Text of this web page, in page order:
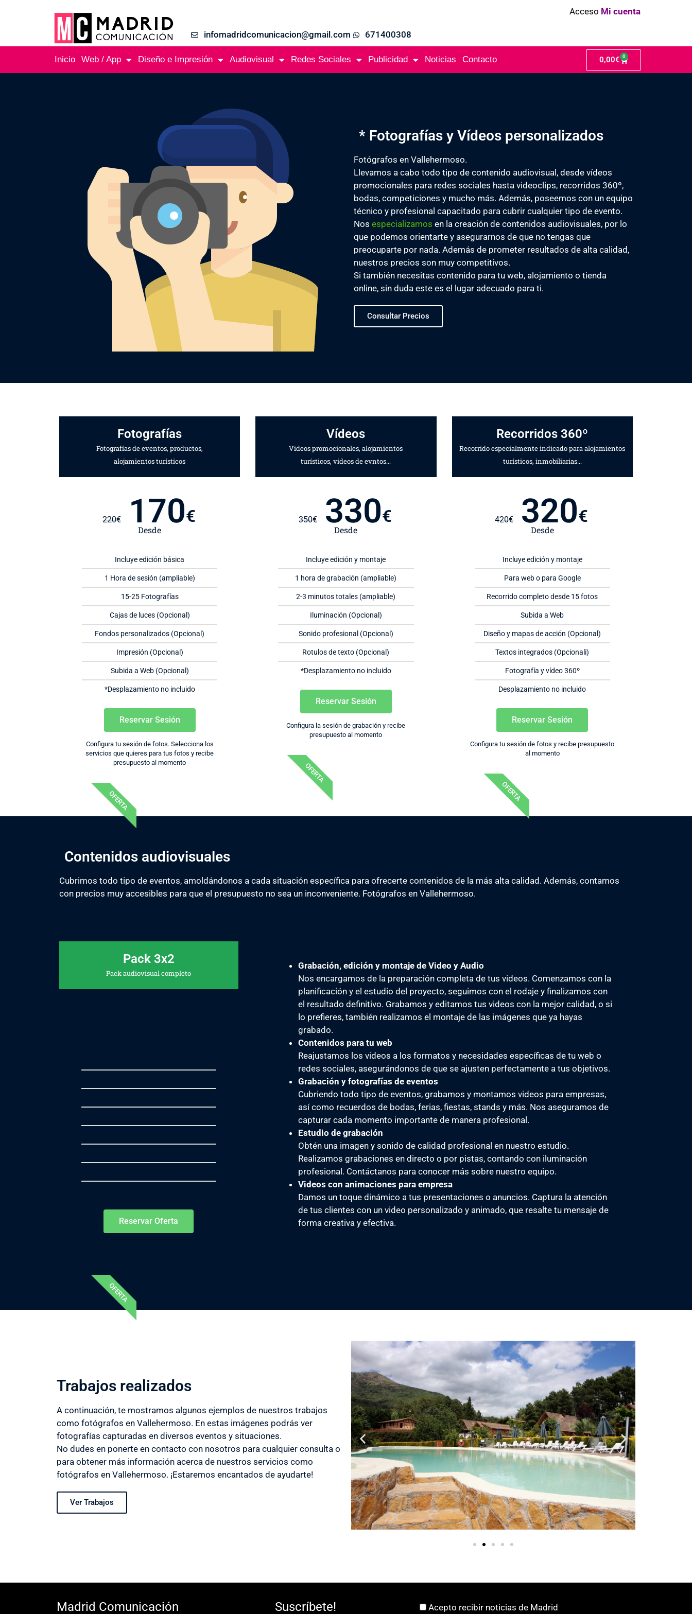
Acceso Mi cuenta
infomadridcomunicacion@gmail.com 671400308
Inicio Web / App Diseño e Impresión Audiovisual Redes Sociales Publicidad Noticias Contacto 0,00€ 0
* Fotografías y Vídeos personalizados
Fotógrafos en Vallehermoso.
Llevamos a cabo todo tipo de contenido audiovisual, desde vídeos
promocionales para redes sociales hasta videoclips, recorridos 360º,
bodas, competiciones y mucho más. Además, poseemos con un equipo
técnico y profesional capacitado para cubrir cualquier tipo de evento.
Nos especializamos en la creación de contenidos audiovisuales, por lo
que podemos orientarte y asegurarnos de que no tengas que
preocuparte por nada. Además de prometer resultados de alta calidad,
nuestros precios son muy competitivos.
Si también necesitas contenido para tu web, alojamiento o tienda
online, sin duda este es el lugar adecuado para ti.
Consultar Precios
Fotografías
Fotografías de eventos, productos,
alojamientos turísticos
220€ 170€
Desde
Incluye edición básica
1 Hora de sesión (ampliable)
15-25 Fotografías
Cajas de luces (Opcional)
Fondos personalizados (Opcional)
Impresión (Opcional)
Subida a Web (Opcional)
*Desplazamiento no incluido
Reservar Sesión
Configura tu sesión de fotos. Selecciona los
servicios que quieres para tus fotos y recibe
presupuesto al momento
OFERTA
Vídeos
Videos promocionales, alojamientos
turísticos, videos de evntos...
350€ 330€
Desde
Incluye edición y montaje
1 hora de grabación (ampliable)
2-3 minutos totales (ampliable)
Iluminación (Opcional)
Sonido profesional (Opcional)
Rotulos de texto (Opcional)
*Desplazamiento no incluido
Reservar Sesión
Configura la sesión de grabación y recibe
presupuesto al momento
OFERTA
Recorridos 360º
Recorrido especialmente indicado para alojamientos
turísticos, inmobiliarias...
420€ 320€
Desde
Incluye edición y montaje
Para web o para Google
Recorrido completo desde 15 fotos
Subida a Web
Diseño y mapas de acción (Opcional)
Textos integrados (Opcionali)
Fotografía y vídeo 360º
Desplazamiento no incluido
Reservar Sesión
Configura tu sesión de fotos y recibe presupuesto
al momento
OFERTA
Contenidos audiovisuales
Cubrimos todo tipo de eventos, amoldándonos a cada situación específica para ofrecerte contenidos de la más alta calidad. Además, contamos
con precios muy accesibles para que el presupuesto no sea un inconveniente. Fotógrafos en Vallehermoso.
Pack 3x2
Pack audiovisual completo
Reservar Oferta
OFERTA
Grabación, edición y montaje de Video y Audio
Nos encargamos de la preparación completa de tus videos. Comenzamos con la
planificación y el estudio del proyecto, seguimos con el rodaje y finalizamos con
el resultado definitivo. Grabamos y editamos tus videos con la mejor calidad, o si
lo prefieres, también realizamos el montaje de las imágenes que ya hayas
grabado.
Contenidos para tu web
Reajustamos los videos a los formatos y necesidades específicas de tu web o
redes sociales, asegurándonos de que se ajusten perfectamente a tus objetivos.
Grabación y fotografías de eventos
Cubriendo todo tipo de eventos, grabamos y montamos videos para empresas,
así como recuerdos de bodas, ferias, fiestas, stands y más. Nos aseguramos de
capturar cada momento importante de manera profesional.
Estudio de grabación
Obtén una imagen y sonido de calidad profesional en nuestro estudio.
Realizamos grabaciones en directo o por pistas, contando con iluminación
profesional. Contáctanos para conocer más sobre nuestro equipo.
Videos con animaciones para empresa
Damos un toque dinámico a tus presentaciones o anuncios. Captura la atención
de tus clientes con un video personalizado y animado, que resalte tu mensaje de
forma creativa y efectiva.
Trabajos realizados
A continuación, te mostramos algunos ejemplos de nuestros trabajos
como fotógrafos en Vallehermoso. En estas imágenes podrás ver
fotografías capturadas en diversos eventos y situaciones.
No dudes en ponerte en contacto con nosotros para cualquier consulta o
para obtener más información acerca de nuestros servicios como
fotógrafos en Vallehermoso. ¡Estaremos encantados de ayudarte!
Ver Trabajos
Madrid Comunicación Suscríbete! Acepto recibir noticias de Madrid